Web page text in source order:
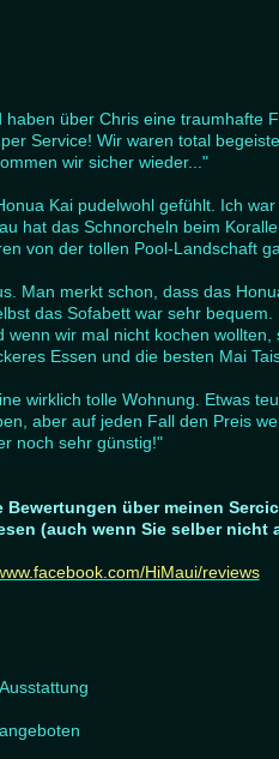
über Chris eine traumhafte
Service! Wir waren total
wir sicher wieder..."
Kai pudelwohl gefühlt. Ich
hat das Schnorcheln beim
von der tollen Pool-Landschaft
Man merkt schon, dass das
das Sofabett war sehr bequem.
wir mal nicht kochen wollten,
Essen und die besten Mai
wirklich tolle Wohnung. Etwas
aber auf jeden Fall den Preis
noch sehr günstig!"
Bewertungen über meinen
(auch wenn Sie selber nicht
HiMaui/reviews